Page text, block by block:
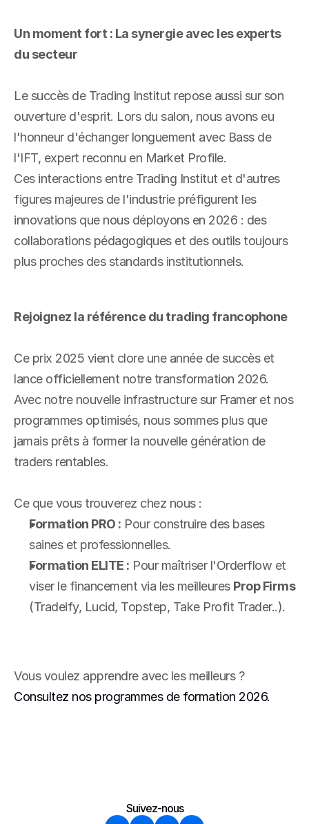
Un moment fort : La synergie avec les experts
du secteur
Le succès de Trading Institut repose aussi sur son
ouverture d'esprit. Lors du salon, nous avons eu
l'honneur d'échanger longuement avec Bass de
l'IFT, expert reconnu en Market Profile.
Ces interactions entre Trading Institut et d'autres
figures majeures de l'industrie préfigurent les
innovations que nous déployons en 2026 : des
collaborations pédagogiques et des outils toujours
plus proches des standards institutionnels.
Rejoignez la référence du trading francophone
Ce prix 2025 vient clore une année de succès et
lance officiellement notre transformation 2026.
Avec notre nouvelle infrastructure sur Framer et nos
programmes optimisés, nous sommes plus que
jamais prêts à former la nouvelle génération de
traders rentables.
Ce que vous trouverez chez nous :
Formation PRO : Pour construire des bases
saines et professionnelles.
Formation ELITE : Pour maîtriser l'Orderflow et
viser le financement via les meilleures Prop Firms
(Tradeify, Lucid, Topstep, Take Profit Trader..).
Vous voulez apprendre avec les meilleurs ?
Consultez nos programmes de formation 2026.
Suivez-nous